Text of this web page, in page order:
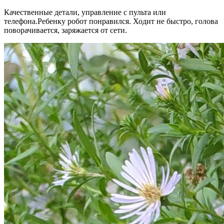
Качественные детали, управление с пульта или
телефона.Ребенку робот понравился. Ходит не быстро, голова
поворачивается, заряжается от сети.